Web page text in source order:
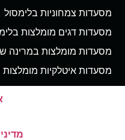
מסעדות צמחוניות בלימסול
מסעדות דגים מומלצות
מסעדות מומלצות במרינה
מסעדות איטלקיות מומלצות